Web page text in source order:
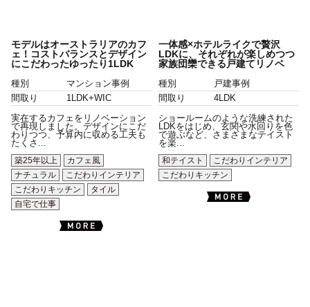
モデルはオーストラリアのカフ
ェ！コストバランスとデザイン
にこだわったゆったり1LDK
種別
マンション事例
間取り
1LDK+WIC
実在するカフェをリノベーション
で再現しました。デザインにこだ
わりつつ、予算内に収める工夫も
たくさ...
築25年以上
カフェ風
ナチュラル
こだわりインテリア
こだわりキッチン
タイル
自宅で仕事
一体感×ホテルライクで贅沢
LDKに、それぞれが楽しめつつ
家族団欒できる戸建てリノベ
種別
戸建事例
間取り
4LDK
ショールームのような洗練された
LDKをはじめ、玄関や水回りを色
で遊ぶなど、さまざまなテイスト
を楽...
和テイスト
こだわりインテリア
こだわりキッチン